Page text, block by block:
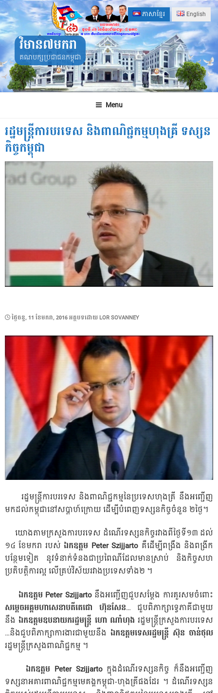
Skip
to
content
ភាសាខ្មែរ English
វិមាន៧មករា
គណបក្សប្រជាជនកម្ពុជា
Menu
រដ្ឋមន្ត្រីការបរទេស និងពាណិជ្ជកម្មហុងគ្រី ទស្សន
កិច្ចកម្ពុជា
POSTED
ថ្ងៃ​ចន្ទ, 11 ខែ​មករា, 2016អត្ថបទដោយ LOR SOVANNEY
រដ្ឋមន្ត្រី​ការបរទេស​ និង​ពាណិជ្ជកម្ម​នៃ​ប្រទេស​ហុងគ្រី​ នឹង​អញ្ជើញ​
មក​ដល់​កម្ពុជា​នៅ​សប្តា​ហ៍ក្រោយ​ ដើម្បី​បំពេញ​ទស្សនកិច្ច​ចំនួន​ ២​ថ្ងៃ​។​
យោង​តាម​ក្រសួង​ការបរទេស​ ដំណើរ​ទស្សនកិច្ច​រវាង​ពី​ថ្ងៃ​ទី​១៣​ ដល់​
១៤​ ខែ​មករា​ របស់​ឯកឧត្តម ​ Peter Szijjarto ​គឺ​ដើម្បី​ពង្រឹង​ និង​ពង្រីក​
បន្ថែម​ទៀត​ នូវ​ទំនាក់​ទំនង​ជា​ប្រពៃណី​ដែល​មាន​ស្រាប់​ និង​កិច្ច​សហ​
ប្រតិ​បត្តិ​ការ​ល្អ ​លើ​គ្រប់​វិស័យ​រវាង​ប្រទេស​ទាំង​២ ​។ ​
ឯកឧត្តម​Peter Szijjarto​នឹង​អញ្ជើញ​ជួប​សម្តែង​ ការ​គួរសម​ចំពោះ​
សម្តេច​អគ្គ​មហា​សេ​នា​បតី​តេ​ជោ​ ហ៊ុន​សែន​…​ ជួប​ពិភាក្សា​ទ្វេភា​គី​ជា​មួយ​
នឹង​ឯកឧត្តម​ឧបនាយក​រដ្ឋមន្ត្រី ​ហោ​ ណាំ​ហុង​ ​ រដ្ឋមន្ត្រី​ក្រសួង​ការបរទេស​
…​និង​ជួប​ពិភាក្សា​ការងារ​ជាមួយ​នឹង​ ឯកឧត្តម​ទេសរដ្ឋមន្ត្រី​ ស៊ុន​ ចាន់​ថុល
រដ្ឋមន្ត្រី​ក្រសួង​ពាណិជ្ជកម្ម​ ។
ឯកឧត្តម​ Peter Szijjarto​ក្នុង​ដំណើរ​ទស្សនកិច្ច​ ក៏​នឹង​អញ្ជើញ​
ទស្សនា​អគារ​ពាណិជ្ជកម្ម​មេគង្គ​កម្ពុជា​-ហុង​គ្រី​ផង​ដែរ ​។ ​ដំណើរ​ទស្សន